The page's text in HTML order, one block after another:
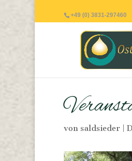
+49 (0) 3831-297460
von saldsieder